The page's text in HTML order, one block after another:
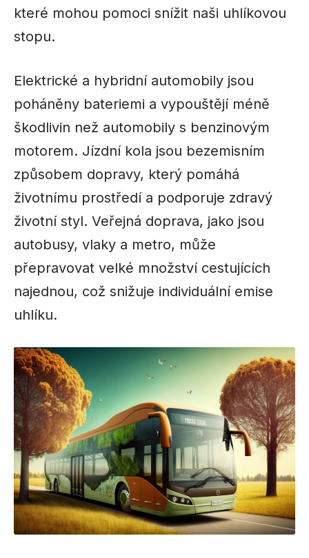
které mohou pomoci snížit naši uhlíkovou
stopu.
Elektrické a hybridní automobily jsou
poháněny bateriemi a vypouštějí méně
škodlivin než automobily s benzinovým
motorem. Jízdní kola jsou bezemisním
způsobem dopravy, který pomáhá
životnímu prostředí a podporuje zdravý
životní styl. Veřejná doprava, jako jsou
autobusy, vlaky a metro, může
přepravovat velké množství cestujících
najednou, což snižuje individuální emise
uhlíku.